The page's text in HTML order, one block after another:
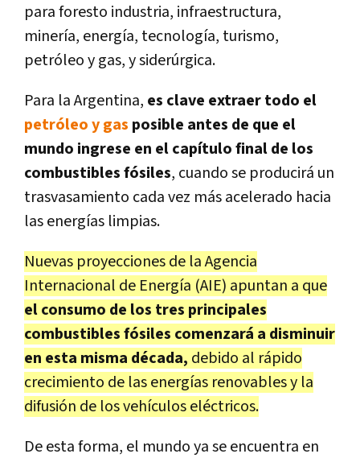
para foresto industria, infraestructura,
minería, energía, tecnología, turismo,
petróleo y gas, y siderúrgica.
Para la Argentina, es clave extraer todo el
petróleo y gas posible antes de que el
mundo ingrese en el capítulo final de los
combustibles fósiles, cuando se producirá un
trasvasamiento cada vez más acelerado hacia
las energías limpias.
Nuevas proyecciones de la Agencia
Internacional de Energía (AIE) apuntan a que
el consumo de los tres principales
combustibles fósiles comenzará a disminuir
en esta misma década, debido al rápido
crecimiento de las energías renovables y la
difusión de los vehículos eléctricos.
De esta forma, el mundo ya se encuentra en